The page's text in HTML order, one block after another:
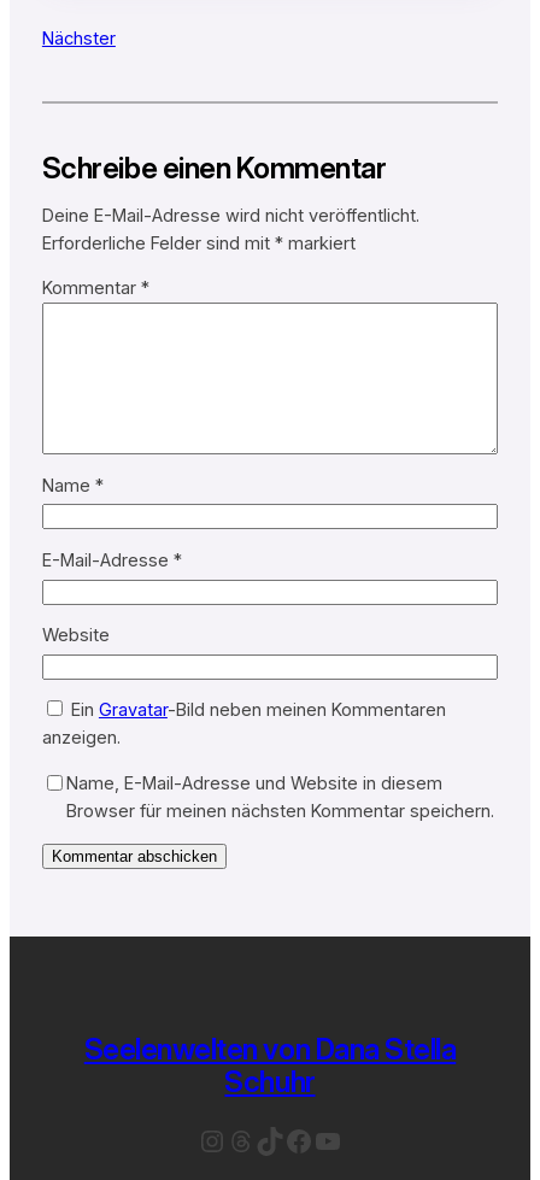
Nächster
Schreibe einen Kommentar
Deine E-Mail-Adresse wird nicht veröffentlicht.
Erforderliche Felder sind mit *markiert
Kommentar *
Name *
E-Mail-Adresse *
Website
Ein Gravatar-Bild neben meinen Kommentaren
anzeigen.
Name, E-Mail-Adresse und Website in diesem
Browser für meinen nächsten Kommentar speichern.
Seelenwelten von Dana Stella
Schuhr
Instagram
Threads
TikTok
Facebook
YouTube